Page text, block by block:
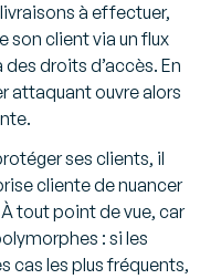
à effectuer,
son client via un flux
droits d’accès. En
attaquant ouvre alors
ses clients, il
cliente de nuancer
tout point de vue, car
: si les
cas les plus fréquents,